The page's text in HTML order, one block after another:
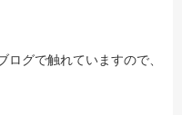
グで触れていますので、